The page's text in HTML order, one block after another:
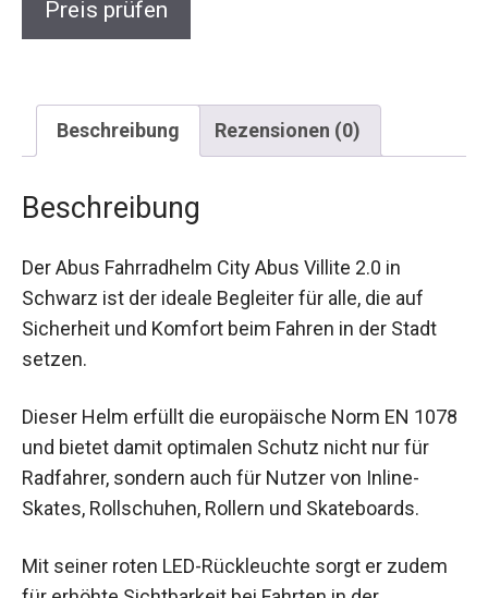
Beschreibung Rezensionen (0)
Beschreibung
Schwarz ist der ideale Begleiter für alle, die auf
Sicherheit und Komfort beim Fahren in der Stadt
setzen.
1078 und bietet damit optimalen Schutz nicht nur
für Radfahrer, sondern auch für Nutzer von Inline-
Skates, Rollschuhen, Rollern und Skateboards.
für erhöhte Sichtbarkeit bei Fahrten in der